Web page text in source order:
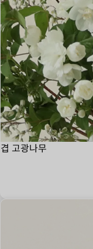
겹 고광나무